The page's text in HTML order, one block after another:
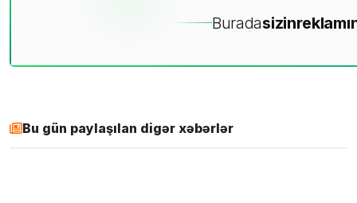
Buradasizin
Bu gün paylaşılan digər xəbərlər